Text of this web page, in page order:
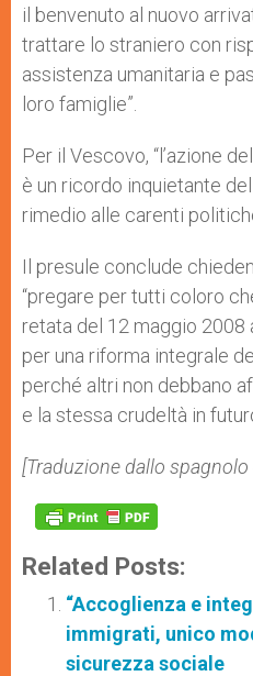
il benvenuto al nuovo
trattare lo straniero con
assistenza umanitaria e
loro famiglie”.
Per il Vescovo, “l’azione
è un ricordo inquietante
rimedio alle carenti
Il presule conclude
“pregare per tutti coloro
retata del 12 maggio 2008
per una riforma integrale
perché altri non debbano
e la stessa crudeltà in
[Traduzione dallo
Related Posts:
“Accoglienza e
immigrati, unico
sicurezza sociale